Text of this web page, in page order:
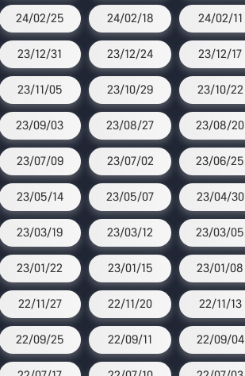
24/02/25 24/02/18 24/02/11
23/12/31 23/12/24 23/12/17
23/11/05 23/10/29 23/10/22
23/09/03 23/08/27 23/08/20
23/07/09 23/07/02 23/06/25
23/05/14 23/05/07 23/04/30
23/03/19 23/03/12 23/03/05
23/01/22 23/01/15 23/01/08
22/11/27 22/11/20 22/11/13
22/09/25 22/09/11 22/09/04